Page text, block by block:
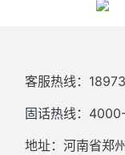
客服热线：
固话热线：
地址：河南省郑